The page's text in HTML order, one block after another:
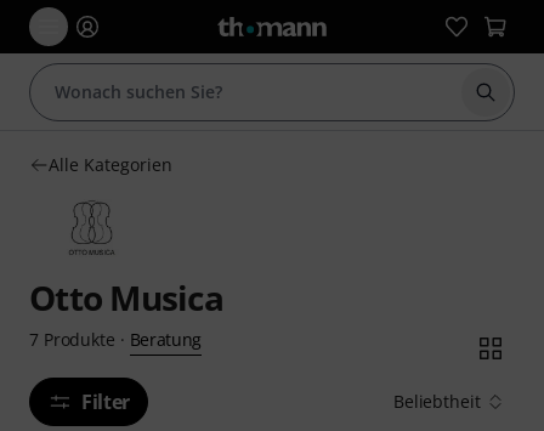
Suche
Alle Kategorien
Otto Musica
7 Produkte · Beratung
Filter Beliebtheit